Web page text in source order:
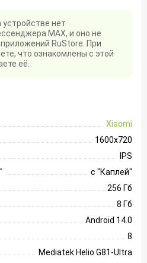
нет
MAX, и оно не
RuStore. При
что ознакомлены с этой
её.
Xiaomi
1600х720
IPS
с "Каплей"
256 Гб
8 Гб
Android 14.0
8
Mediatek Helio G81-Ultra